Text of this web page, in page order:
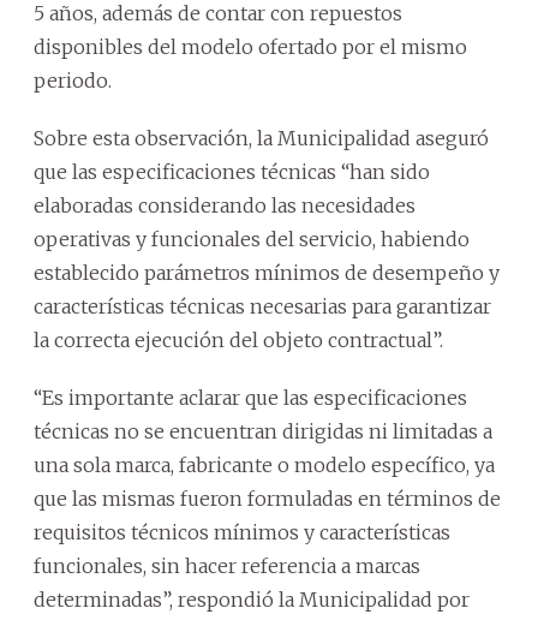
5 años, además de contar con repuestos
disponibles del modelo ofertado por el mismo
periodo.
Sobre esta observación, la Municipalidad aseguró
que las especificaciones técnicas “han sido
elaboradas considerando las necesidades
operativas y funcionales del servicio, habiendo
establecido parámetros mínimos de desempeño y
características técnicas necesarias para garantizar
la correcta ejecución del objeto contractual”.
“Es importante aclarar que las especificaciones
técnicas no se encuentran dirigidas ni limitadas a
una sola marca, fabricante o modelo específico, ya
que las mismas fueron formuladas en términos de
requisitos técnicos mínimos y características
funcionales, sin hacer referencia a marcas
determinadas”, respondió la Municipalidad por